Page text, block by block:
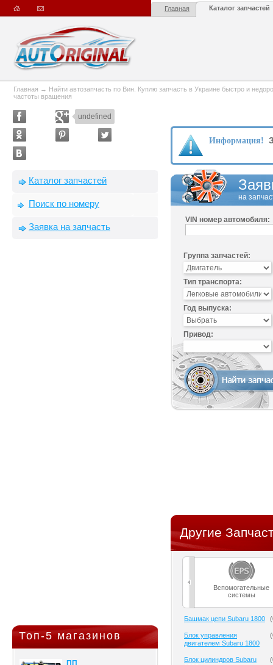
Главная Каталог запчастей
Главная → Найти автозапчасть по Вин. Куплю запчасть в Украине быстро и
частоты вращения
undefined
Каталог запчастей
Поиск по номеру
Заявка на запчасть
Топ-5 магазинов
ПП
Информация!
на
VIN номер автомобиля:
Группа запчастей:
Тип транспорта:
Год выпуска:
Привод:
Другие
Вспомогательные
системы
Башмак цепи Subaru 1800 (
Блок управления
двигателем Subaru 1800
(
Блок цилиндров Subaru
(